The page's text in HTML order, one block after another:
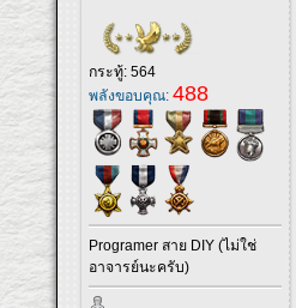
กระทู้: 564
พลังขอบคุณ:488
Programer สาย DIY (ไม่ใช่
อาจารย์นะครับ)